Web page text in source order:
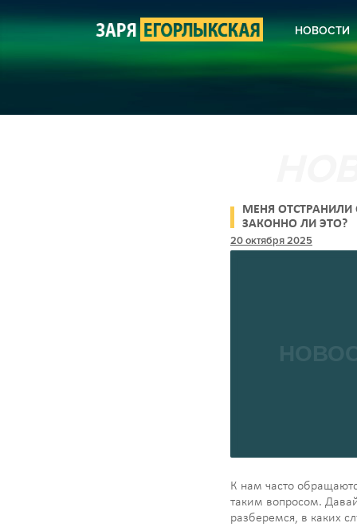
НОВОСТИ
ПОЭЗИЯ
МЕНЯ ОТСТРАНИЛИ
ЗАКОННО ЛИ ЭТО?
20 октября 2025
К нам часто
таким вопросом.
разберемся, в каких